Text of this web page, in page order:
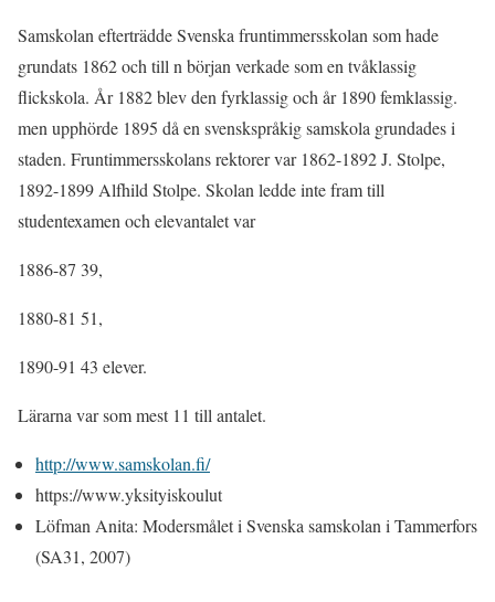
Samskolan efterträdde Svenska fruntimmersskolan som hade
grundats 1862 och till n början verkade som en tvåklassig
flickskola. År 1882 blev den fyrklassig och år 1890 femklassig.
men upphörde 1895 då en svenskspråkig samskola grundades i
staden. Fruntimmersskolans rektorer var 1862-1892 J. Stolpe,
1892-1899 Alfhild Stolpe. Skolan ledde inte fram till
studentexamen och elevantalet var
1886-87 39,
1880-81 51,
1890-91 43 elever.
Lärarna var som mest 11 till antalet.
http://www.samskolan.fi/
https://www.yksityiskoulut
Löfman Anita: Modersmålet i Svenska samskolan i Tammerfors
(SA31, 2007)